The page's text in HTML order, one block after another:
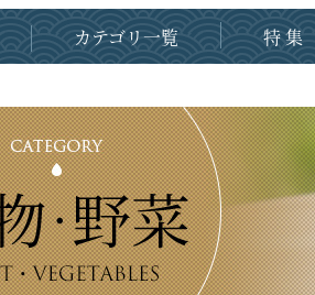
カテゴリ一覧 特 集